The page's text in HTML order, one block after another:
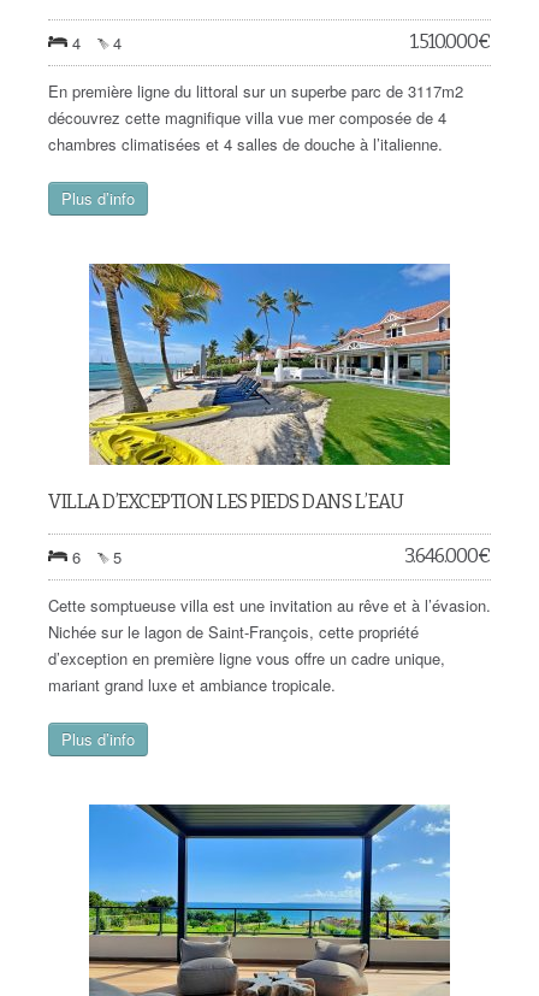
4 4 1.510.000€
En première ligne du littoral sur un superbe parc de 3117m2
découvrez cette magnifique villa vue mer composée de 4
chambres climatisées et 4 salles de douche à l’italienne.
Plus d’info
VILLA D’EXCEPTION LES PIEDS DANS L’EAU
6 5 3.646.000€
Cette somptueuse villa est une invitation au rêve et à l’évasion.
Nichée sur le lagon de Saint-François, cette propriété
d’exception en première ligne vous offre un cadre unique,
mariant grand luxe et ambiance tropicale.
Plus d’info